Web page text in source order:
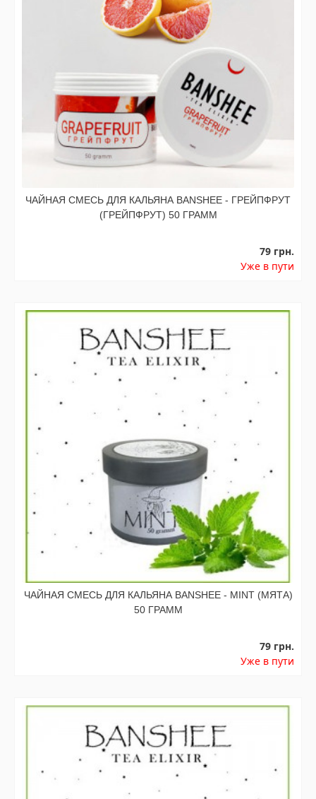
ЧАЙНАЯ СМЕСЬ ДЛЯ КАЛЬЯНА BANSHEE - ГРЕЙПФРУТ
(ГРЕЙПФРУТ) 50 ГРАММ
79 грн.
Уже в пути
ЧАЙНАЯ СМЕСЬ ДЛЯ КАЛЬЯНА BANSHEE - MINT (МЯТА)
50 ГРАММ
79 грн.
Уже в пути